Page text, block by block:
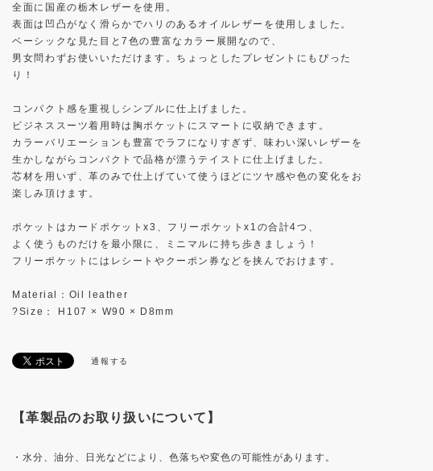
全面に国産の栃木レザーを使用。
表面は凹凸がなく滑らかでハリのあるオイルレザーを使用しました。
ベーシックな見た目と7色の豊富なカラー展開なので、
男女問わずお使いいただけます。ちょっとしたプレゼントにもぴった
り！
コンパクト感を重視しシンプルに仕上げました。
ビジネススーツ着用時は胸ポケットにスマートに収納できます。
カラーバリエーションも豊富でラフになりすぎず、味わい深いレザーを
生かしながらコンパクトで品格が漂うテイストに仕上げました。
芯材を用いず、革のみで仕上げていて使うほどにツヤ感や色の変化をお
楽しみ頂けます。
ポケットはカードポケットx3、フリーポケットx1の合計4つ、
よく使うものだけを最小限に、ミニマルに持ち歩きましょう！
フリーポケットにはレシートやクーポン券などを挟んでおけます。
Material：Oil leather
?Size： H107 × W90 × D8mm
通報する
【革製品のお取り扱いについて】
・水分、油分、日光などにより、色落ちや変色の可能性があります。